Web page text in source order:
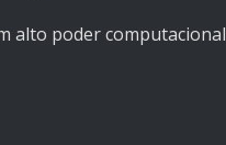
alto poder